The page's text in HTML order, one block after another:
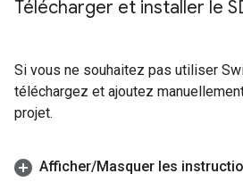
Télécharger et installer le
Si vous ne souhaitez pas utiliser
téléchargez et ajoutez
projet.
Afficher/Masquer les